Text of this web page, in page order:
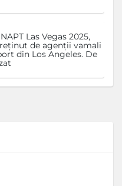
Las Vegas 2025,
de agenții vamali
din Los Angeles. De